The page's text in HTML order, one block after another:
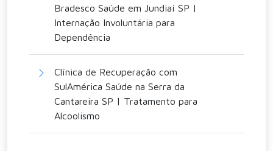
Bradesco Saúde em Jundiaí SP |
Internação Involuntária para
Dependência
Clínica de Recuperação com
SulAmérica Saúde na Serra da
Cantareira SP | Tratamento para
Alcoolismo